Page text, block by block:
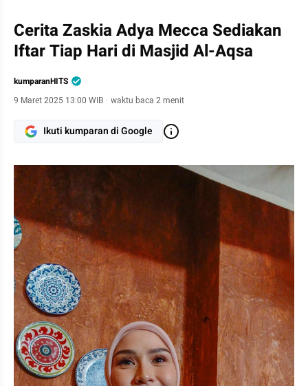
Cerita Zaskia Adya Mecca Sediakan
Iftar Tiap Hari di Masjid Al-Aqsa
kumparanHITS
9 Maret 2025 13:00 WIB · waktu baca 2 menit
Ikuti kumparan di Google